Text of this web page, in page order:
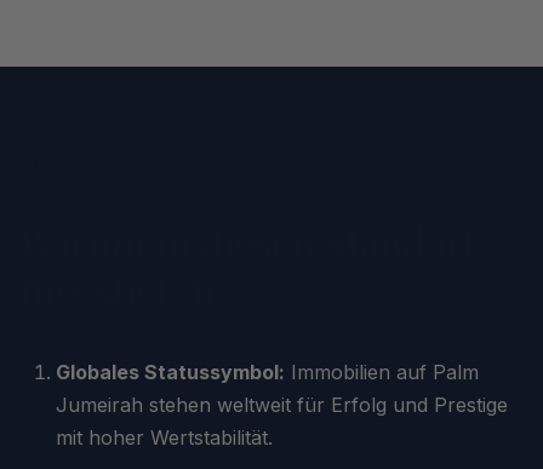
Globales Statussymbol: Immobilien auf Palm
Jumeirah stehen weltweit für Erfolg und Prestige
mit hoher Wertstabilität.